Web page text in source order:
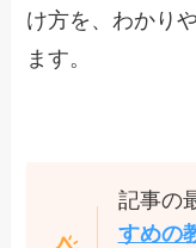
け方を、わかり
ます。
記事の
すめの